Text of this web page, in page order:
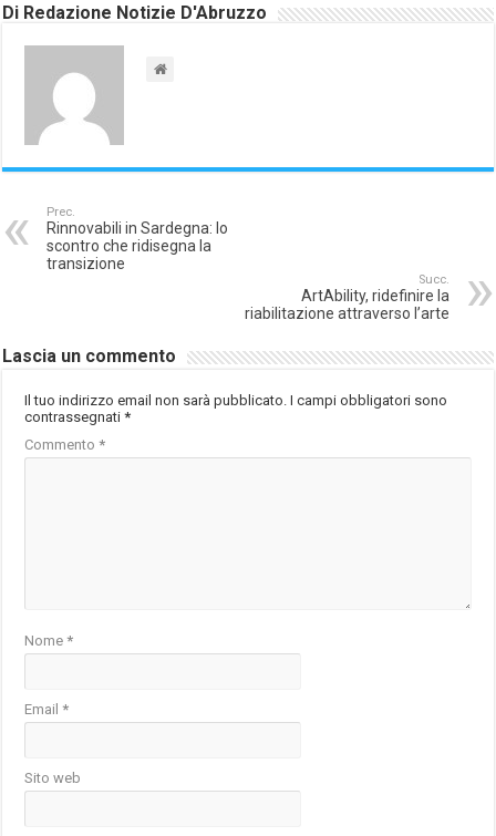
Di Redazione Notizie D'Abruzzo
Prec.
Rinnovabili in Sardegna: lo
scontro che ridisegna la
transizione
Succ.
ArtAbility, ridefinire la
riabilitazione attraverso l’arte
Lascia un commento
Il tuo indirizzo email non sarà pubblicato. I campi obbligatori sono
contrassegnati*
Commento*
Nome*
Email*
Sito web